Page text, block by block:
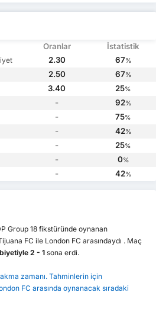
Oranlar İstatistik
2.30 67%
2.50 67%
3.40 25%
- 92%
- 75%
- 42%
- 25%
- 0%
- 42%
Group 18 fikstüründe oynanan
FC ile London FC arasındaydı . Maç
2 - 1 sona erdi.
zamanı. Tahminlerin için
FC arasında oynanacak sıradaki